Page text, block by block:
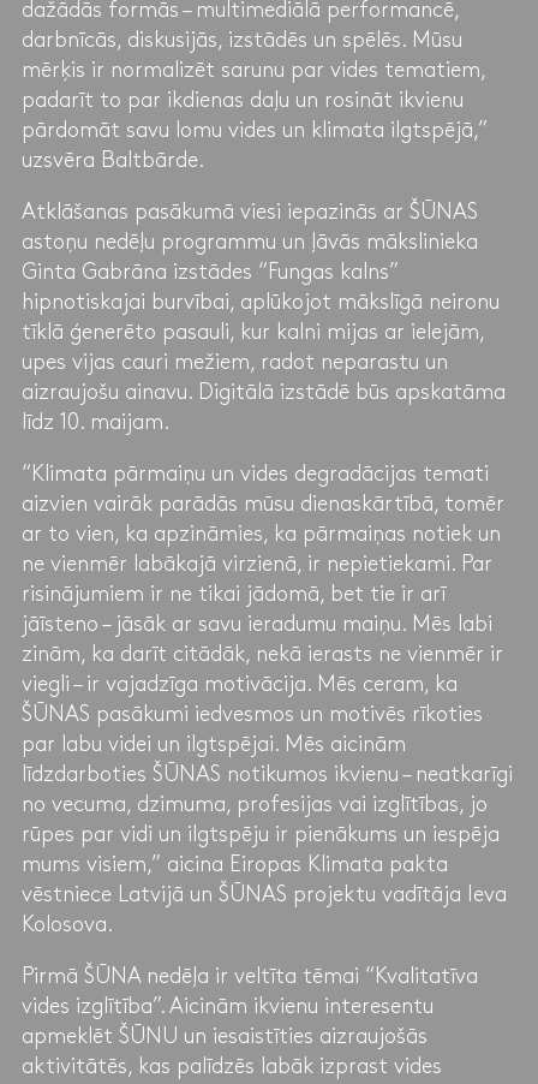
dažādās formās – multimediālā performancē,
darbnīcās, diskusijās, izstādēs un spēlēs. Mūsu
mērķis ir normalizēt sarunu par vides tematiem,
padarīt to par ikdienas daļu un rosināt ikvienu
pārdomāt savu lomu vides un klimata ilgtspējā,”
uzsvēra Baltbārde.
Atklāšanas pasākumā viesi iepazinās ar ŠŪNAS
astoņu nedēļu programmu un ļāvās mākslinieka
Ginta Gabrāna izstādes “Fungas kalns”
hipnotiskajai burvībai, aplūkojot mākslīgā neironu
tīklā ģenerēto pasauli, kur kalni mijas ar ielejām,
upes vijas cauri mežiem, radot neparastu un
aizraujošu ainavu. Digitālā izstādē būs apskatāma
līdz 10. maijam.
“Klimata pārmaiņu un vides degradācijas temati
aizvien vairāk parādās mūsu dienaskārtībā, tomēr
ar to vien, ka apzināmies, ka pārmaiņas notiek un
ne vienmēr labākajā virzienā, ir nepietiekami. Par
risinājumiem ir ne tikai jādomā, bet tie ir arī
jāīsteno – jāsāk ar savu ieradumu maiņu. Mēs labi
zinām, ka darīt citādāk, nekā ierasts ne vienmēr ir
viegli – ir vajadzīga motivācija. Mēs ceram, ka
ŠŪNAS pasākumi iedvesmos un motivēs rīkoties
par labu videi un ilgtspējai. Mēs aicinām
līdzdarboties ŠŪNAS notikumos ikvienu – neatkarīgi
no vecuma, dzimuma, profesijas vai izglītības, jo
rūpes par vidi un ilgtspēju ir pienākums un iespēja
mums visiem,” aicina Eiropas Klimata pakta
vēstniece Latvijā un ŠŪNAS projektu vadītāja Ieva
Kolosova.
Pirmā ŠŪNA nedēļa ir veltīta tēmai “Kvalitatīva
vides izglītība”. Aicinām ikvienu interesentu
apmeklēt ŠŪNU un iesaistīties aizraujošās
aktivitātēs, kas palīdzēs labāk izprast vides